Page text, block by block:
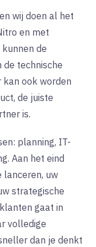
wij doen al het
en met
de
technische
ook worden
de juiste
is.
planning, IT-
Aan het eind
lanceren, uw
strategische
gaat in
volledige
dan je denkt